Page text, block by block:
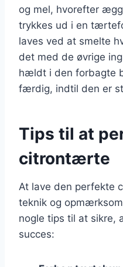
og mel, hvorefter
trykkes ud i en
laves ved at smelte
det med de øvrige
hældt i den forbagte
færdig, indtil den er
Tips til at
citrontærte
At lave den
teknik og
nogle tips til at sikre,
succes: